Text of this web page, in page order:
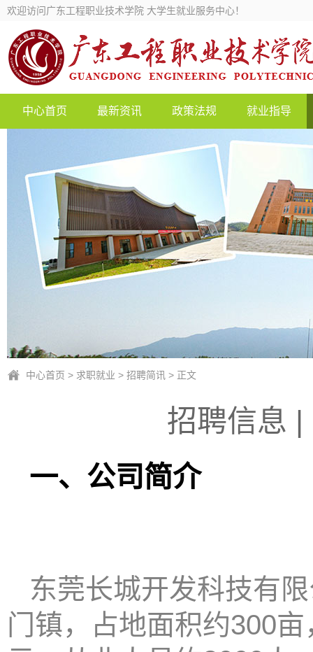
欢迎访问广东工程职业技术学院 大学生就业服务中心！
中心首页 最新资讯 政策法规 就业指导
中心首页 > 求职就业 > 招聘简讯 > 正文
招聘信息
一、 公司简介
东莞长城开发科技有
门镇，占地面积约300